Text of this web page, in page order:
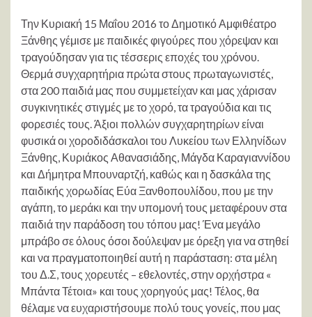
Την Κυριακή 15 Μαΐου 2016 το Δημοτικό Αμφιθέατρο
Ξάνθης γέμισε με παιδικές φιγούρες που χόρεψαν και
τραγούδησαν για τις τέσσερις εποχές του χρόνου.
Θερμά συγχαρητήρια πρώτα στους πρωταγωνιστές,
στα 200 παιδιά μας που συμμετείχαν και μας χάρισαν
συγκινητικές στιγμές με το χορό, τα τραγούδια και τις
φορεσιές τους. Άξιοι πολλών συγχαρητηρίων είναι
φυσικά οι χοροδιδάσκαλοι του Λυκείου των Ελληνίδων
Ξάνθης, Κυριάκος Αθανασιάδης, Μάγδα Καραγιαννίδου
και Δήμητρα Μπουναρτζή, καθώς και η δασκάλα της
παιδικής χορωδίας Εύα Ξανθοπουλίδου, που με την
αγάπη, το μεράκι και την υπομονή τους μεταφέρουν στα
παιδιά την παράδοση του τόπου μας! Ένα μεγάλο
μπράβο σε όλους όσοι δούλεψαν με όρεξη για να στηθεί
και να πραγματοποιηθεί αυτή η παράσταση: στα μέλη
του Δ.Σ, τους χορευτές – εθελοντές, στην ορχήστρα «
Μπάντα Τέτοια» και τους χορηγούς μας! Τέλος, θα
θέλαμε να ευχαριστήσουμε πολύ τους γονείς, που μας